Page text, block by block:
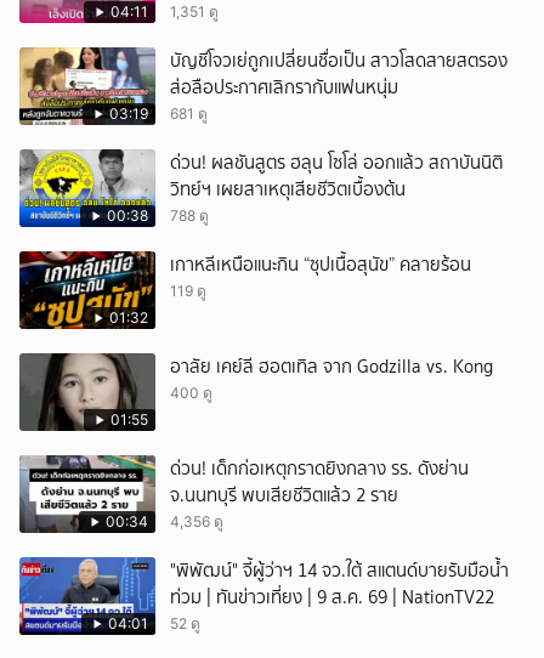
04:11 1,351 ดู
03:19
บัญชีโจวเย่ถูกเปลี่ยนชื่อเป็น สาวโสดสายสตรอง
ส่อลือประกาศเลิกรากับแฟนหนุ่ม
681 ดู
00:38
ด่วน! ผลชันสูตร ฮลุน โซโล่ ออกแล้ว สถาบันนิติ
วิทย์ฯ เผยสาเหตุเสียชีวิตเบื้องต้น
788 ดู
01:32
เกาหลีเหนือแนะกิน “ซุปเนื้อสุนัข” คลายร้อน
119 ดู
01:55
อาลัย เคย์ลี ฮอตเทิล จาก Godzilla vs. Kong
400 ดู
00:34
ด่วน! เด็กก่อเหตุกราดยิงกลาง รร. ดังย่าน
จ.นนทบุรี พบเสียชีวิตแล้ว 2 ราย
4,356 ดู
04:01
"พิพัฒน์" จี้ผู้ว่าฯ 14 จว.ใต้ สแตนด์บายรับมือน้ำ
ท่วม | ทันข่าวเที่ยง | 9 ส.ค. 69 | NationTV22
52 ดู